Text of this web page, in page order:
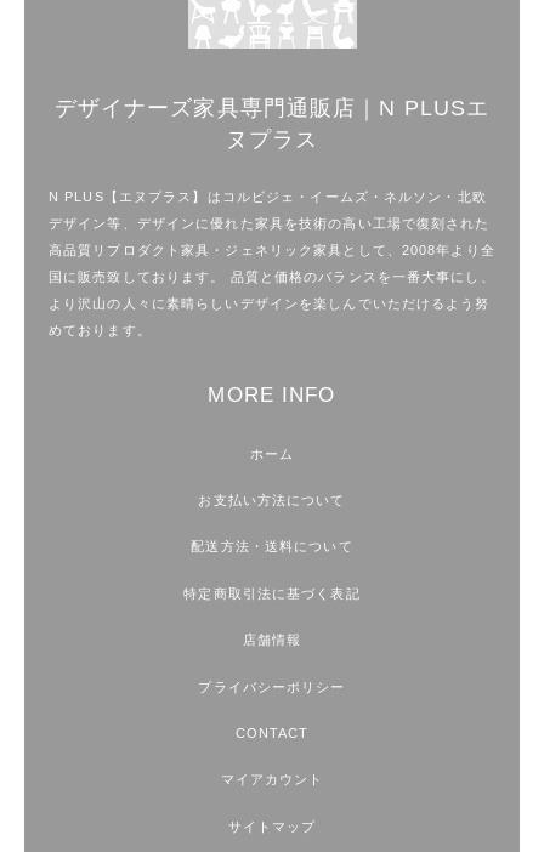
デザイナーズ家具専門通販店｜N PLUSエ
ヌプラス
N PLUS【エヌプラス】はコルビジェ・イームズ・ネルソン・北欧
デザイン等、デザインに優れた家具を技術の高い工場で復刻された
高品質リプロダクト家具・ジェネリック家具として、2008年より全
国に販売致しております。 品質と価格のバランスを一番大事にし、
より沢山の人々に素晴らしいデザインを楽しんでいただけるよう努
めております。
MORE INFO
ホーム
お支払い方法について
配送方法・送料について
特定商取引法に基づく表記
店舗情報
プライバシーポリシー
CONTACT
マイアカウント
サイトマップ